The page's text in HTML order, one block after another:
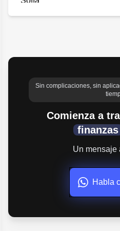
Sin complicaciones, sin
Comienza a
finanzas
Un mensaje
Habla